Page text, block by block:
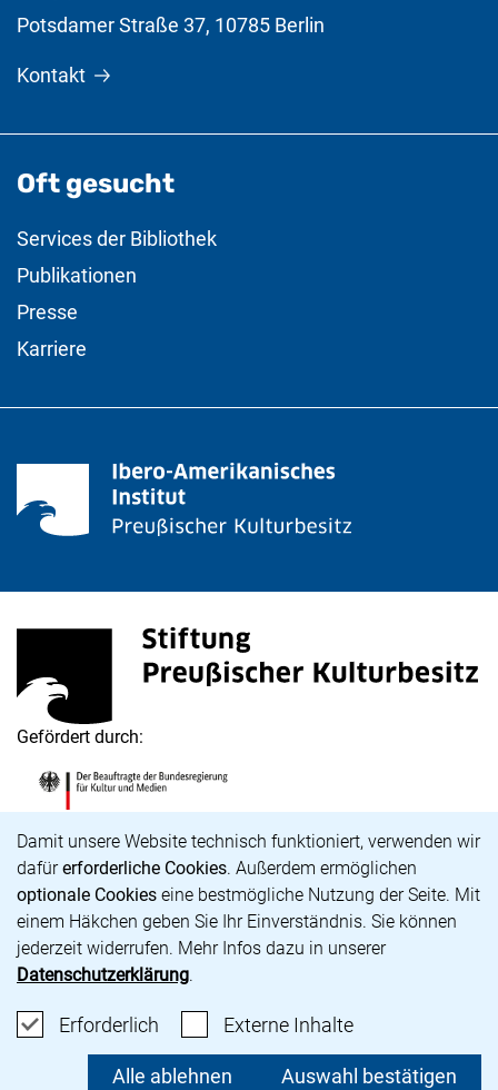
Damit unsere Website technisch funktioniert, verwenden wir
dafürerforderliche Cookies. Außerdem ermöglichen
optionale Cookies eine bestmögliche Nutzung der Seite. Mit
einem Häkchen geben Sie Ihr Einverständnis. Sie können
jederzeit widerrufen. Mehr Infos dazu in unserer
Datenschutzerklärung.
Erforderlich Erforderliche Cookies akzeptieren
Externe Inhalte: Externe
Alle ablehnen Auswahl bestätigen
Potsdamer Straße 37, 10785 Berlin
Kontakt
Oft gesucht
Services der Bibliothek
Publikationen
Presse
Karriere
Stiftung Preußischer Kulturbesitz
(externer Link, öffnet neues Fenster)
Gefördert durch:
Karriere
Barrierefreiheit
Impressum
Datenschutz
Cookie-Einstellungen
unsere Bluesky-Seite (externer Link, öffnet neues
unsere Instagram-Seite (externer Link, öffnet
unsere Facebook-Seite (externer Link, öffnet
unsere YouTube-Seite (externer Link,